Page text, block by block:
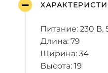
Питание: 230 В,
Длина: 79
Ширина: 34
Высота: 19